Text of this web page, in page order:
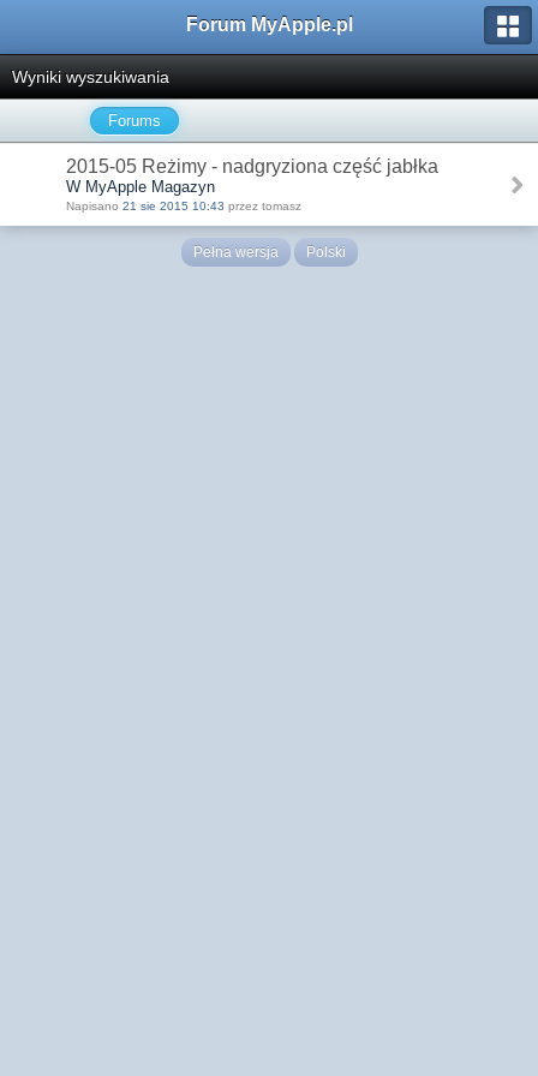
Forum MyApple.pl
Wyniki wyszukiwania
Forums
2015-05 Reżimy - nadgryziona część jabłka
W MyApple Magazyn
Napisano 21 sie 2015 10:43 przez tomasz
Pełna wersja Polski